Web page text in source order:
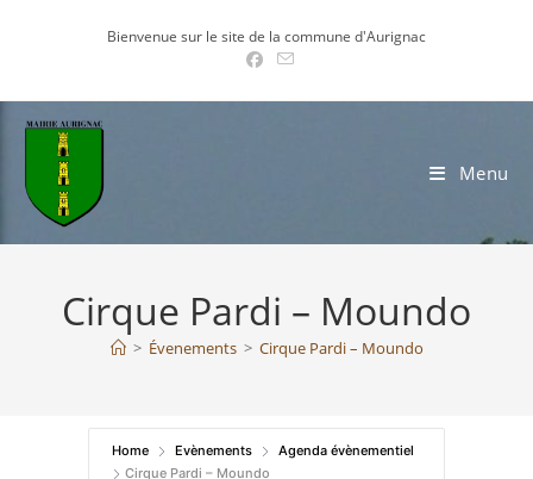
Bienvenue sur le site de la commune d'Aurignac
Menu
Cirque Pardi – Moundo
> Évenements > Cirque Pardi – Moundo
Home Evènements
Agenda évènementiel
Cirque Pardi – Moundo